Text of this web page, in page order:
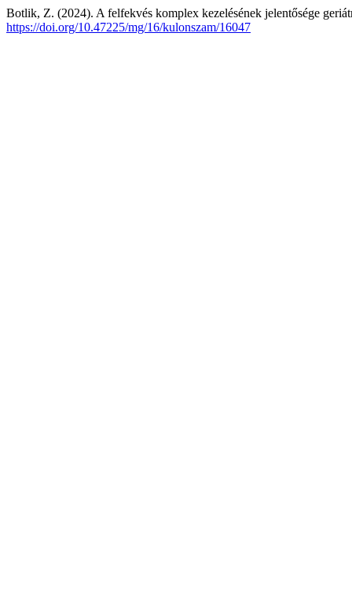
Botlik, Z. (2024). A felfekvés komplex kezelésének jelentősége
https://doi.org/10.47225/mg/16/kulonszam/16047